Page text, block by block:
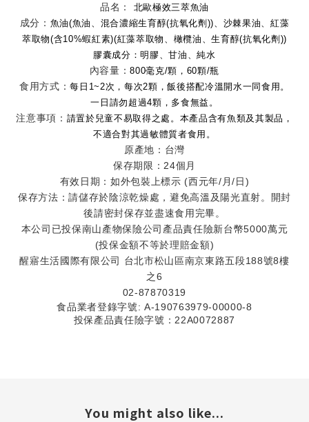
品名： 北歐極效三萃魚油
成分： 魚油(魚油、混合濃縮生育醇(抗氧化劑))、沙棘果油、紅藻
萃取物(含10%蝦紅素)(紅藻萃取物、橄欖油、生育醇(抗氧化劑))
膠囊成分：明膠、甘油、純水
內容量：800毫克/顆，60顆/瓶
食用方式：每日1~2次，每次2顆，飯後搭配冷溫開水一同食用。
一日請勿超過4顆，多食無益。
注意事項： 請置於兒童不易取得之處。 本產品含有魚類及其製品 ，
不適合對其過敏體質者食用。
原產地：台灣
保存期限：24個月
有效日期：如外包裝上標示 (西元年/月/日)
保存方法：請儲存於陰涼乾燥處，避免高溫及陽光直射。開封
後請密封保存並盡速食用完畢。
本公司已投保南山產物保險公司產品責任險新台幣5000萬元
(投保金額不等於理賠金額)
醒寤生活國際有限公司
台北市松山區南京東路五段188號8樓
之6
02-87870319
食品業者登錄字號: A-190763979-00000-8
投保產品責任險字號：22A0072887
You might also like...